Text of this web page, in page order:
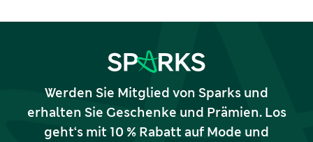
Werden Sie Mitglied von Sparks und
erhalten Sie Geschenke und Prämien. Los
geht‘s mit 10 % Rabatt auf Mode und